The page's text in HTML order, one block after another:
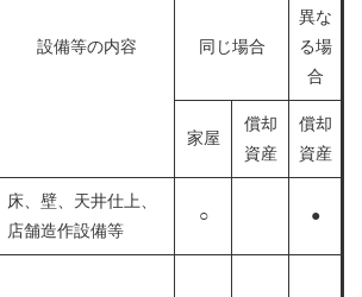
設備等の内容 同じ場合
異な
る場
合
家屋
償却
資産
償却
資産
床、壁、天井仕上、
店舗造作設備等
○ ●